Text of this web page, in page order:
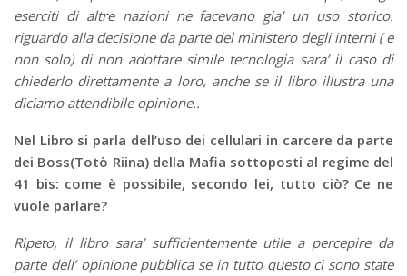
eserciti di altre nazioni ne facevano gia’ un uso storico.
riguardo alla decisione da parte del ministero degli interni ( e
non solo) di non adottare simile tecnologia sara’ il caso di
chiederlo direttamente a loro, anche se il libro illustra una
diciamo attendibile opinione..
Nel Libro si parla dell’uso dei cellulari in carcere da parte
dei Boss(Totò Riina) della Mafia sottoposti al regime del
41 bis: come è possibile, secondo lei, tutto ciò? Ce ne
vuole parlare?
Ripeto, il libro sara’ sufficientemente utile a percepire da
parte dell’ opinione pubblica se in tutto questo ci sono state